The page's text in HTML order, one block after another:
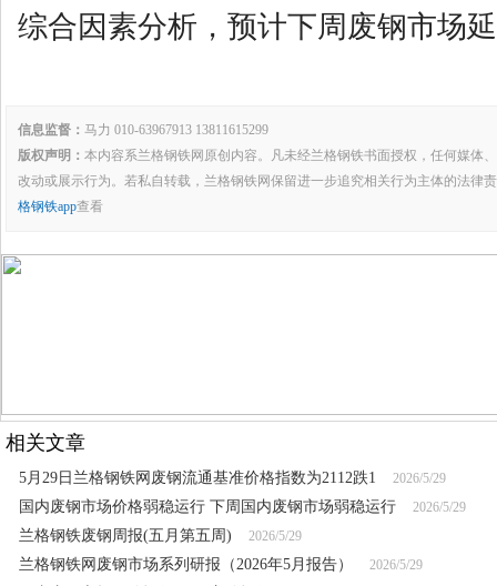
综合因素分析，预计下周废钢市场
信息监督： 马力 010-63967913 13811615299
版权声明： 本内容系兰格钢铁网原创内容。凡未经兰格钢铁书面授权，任何媒体
改动或展示行为。若私自转载，兰格钢铁网保留进一步追究相关行为主体的法律
格钢铁app查看
相关文章
5月29日兰格钢铁网废钢流通基准价格指数为2112跌1 2026/5/29
国内废钢市场价格弱稳运行 下周国内废钢市场弱稳运行 2026/5/29
兰格钢铁废钢周报(五月第五周) 2026/5/29
兰格钢铁网废钢市场系列研报（2026年5月报告） 2026/5/29